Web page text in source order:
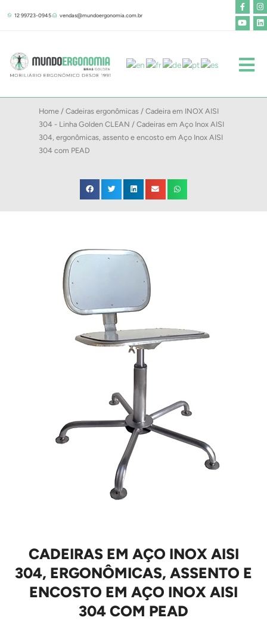
para 12 99723-0945 vendas@mundoergonomia.com.br
F
a
c
e
k
-
f
I
n
s
t
Y
o
u
t
L
i
n
k
Home/ Cadeiras ergonômicas/ Cadeira em INOX AISI
304 - Linha Golden CLEAN / Cadeiras em Aço Inox AISI
304, ergonômicas, assento e encosto em Aço Inox AISI
304 com PEAD
CADEIRAS EM AÇO INOX AISI
304, ERGONÔMICAS, ASSENTO E
ENCOSTO EM AÇO INOX AISI
304 COM PEAD